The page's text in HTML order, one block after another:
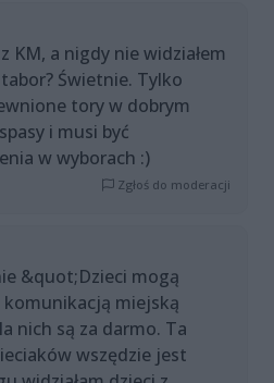
KM, a nigdy nie widziałem
Świetnie. Tylko
tory w dobrym
i musi być
w wyborach :)
Zgłoś do moderacji
&quot;Dzieci mogą
miejską
nich są za darmo. Ta
wszędzie jest